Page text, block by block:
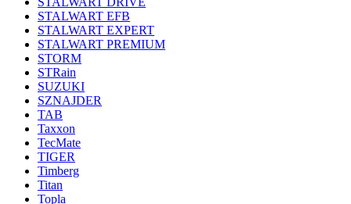
STALWART EFB
STALWART EXPERT
STALWART PREMIUM
STORM
STRain
SUZUKI
SZNAJDER
TAB
Taxxon
TecMate
TIGER
Timberg
Titan
Topla